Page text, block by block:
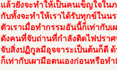
แล้วยังจะทำให้เป็นคนเข็ญใจใน
กับทั้งจะทำให้เราได้รับทุกข์ในน
ตัวเราเมื่อทำกรรมอันนี้ก็เท่ากับ
ดังคนที่จับถ่านที่กำลังติดไฟปราศ
จับสิ่งปฏิกูลมีอุจจาระเป็นต้นก็ดี
ก็เท่ากับเผามือตนเองก่อนหรือท